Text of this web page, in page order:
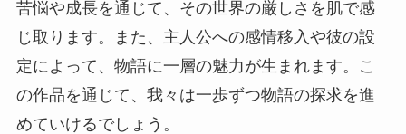
苦悩や成長を通じて、その世界の厳しさを肌で感
じ取ります。また、主人公への感情移入や彼の設
定によって、物語に一層の魅力が生まれます。こ
の作品を通じて、我々は一歩ずつ物語の探求を進
めていけるでしょう。